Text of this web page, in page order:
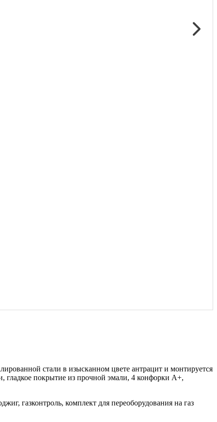
стали в изысканном цвете антрацит и монтируется
гладкое покрытие из прочной эмали, 4 конфорки А+,
газконтроль, комплект для переоборудования на газ